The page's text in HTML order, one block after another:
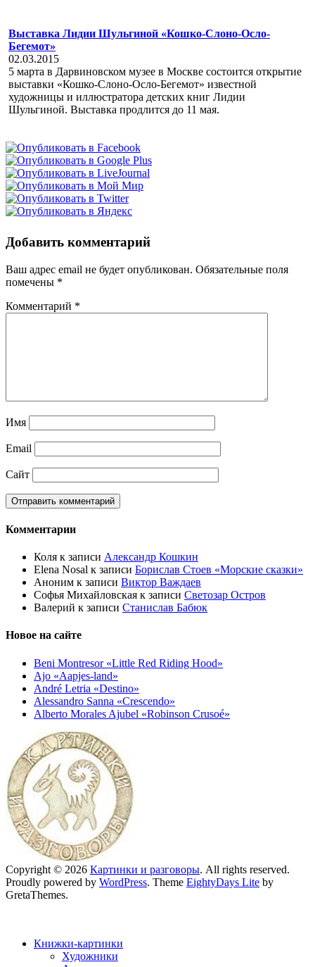
Выставка Лидии Шульгиной «Кошко-Слоно-Осло-
Бегемот»
02.03.2015
5 марта в Дарвиновском музее в Москве состоится открытие
выставки «Кошко-Слоно-Осло-Бегемот» известной
художницы и иллюстратора детских книг Лидии
Шульгиной. Выставка продлится до 11 мая.
Добавить комментарий
Ваш адрес email не будет опубликован. Обязательные поля
помечены *
Комментарий *
Имя
Email
Сайт
Комментарии
Коля к записи Александр Кошкин
Elena Nosal к записи Борислав Стоев «Морские сказки»
Аноним к записи Виктор Важдаев
Софья Михайловская к записи Светозар Остров
Валерий к записи Станислав Бабюк
Новое на сайте
Beni Montresor «Little Red Riding Hood»
Ajo «Aapjes-land»
André Letria «Destino»
Alessandro Sanna «Crescendo»
Alberto Morales Ajubel «Robinson Crusoé»
Copyright © 2026 Картинки и разговоры. All rights reserved.
Proudly powered by WordPress. Theme EightyDays Lite by
GretaThemes.
Книжки-картинки
Художники